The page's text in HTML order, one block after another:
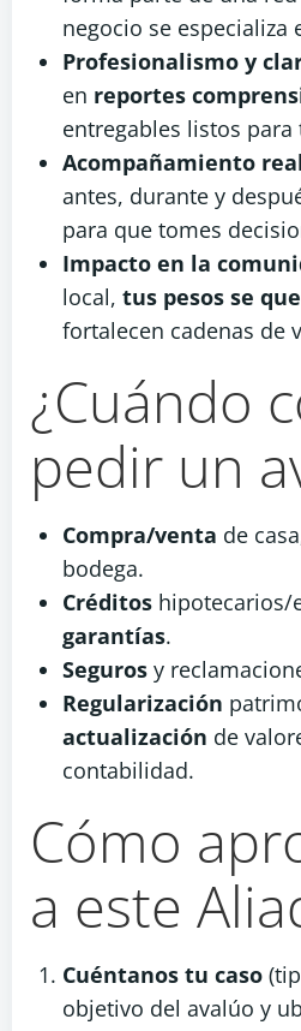
negocio se especializa
Profesionalismo y
en reportes
entregables listos para
Acompañamiento
antes, durante y
para que tomes
Impacto en la
local, tus pesos se
fortalecen cadenas de
¿Cuándo
pedir un
Compra/venta de
bodega.
Créditos hipotecarios/
garantías.
Seguros y
Regularización
actualización de
contabilidad.
Cómo
a este
Cuéntanos tu caso
objetivo del avalúo y